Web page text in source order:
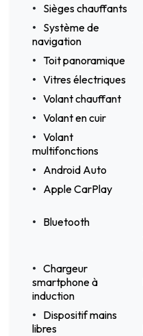
Sièges chauffants
Système de
navigation
Toit panoramique
Vitres électriques
Volant chauffant
Volant en cuir
Volant
multifonctions
Android Auto
Apple CarPlay
Bluetooth
Chargeur
smartphone à
induction
Dispositif mains
libres